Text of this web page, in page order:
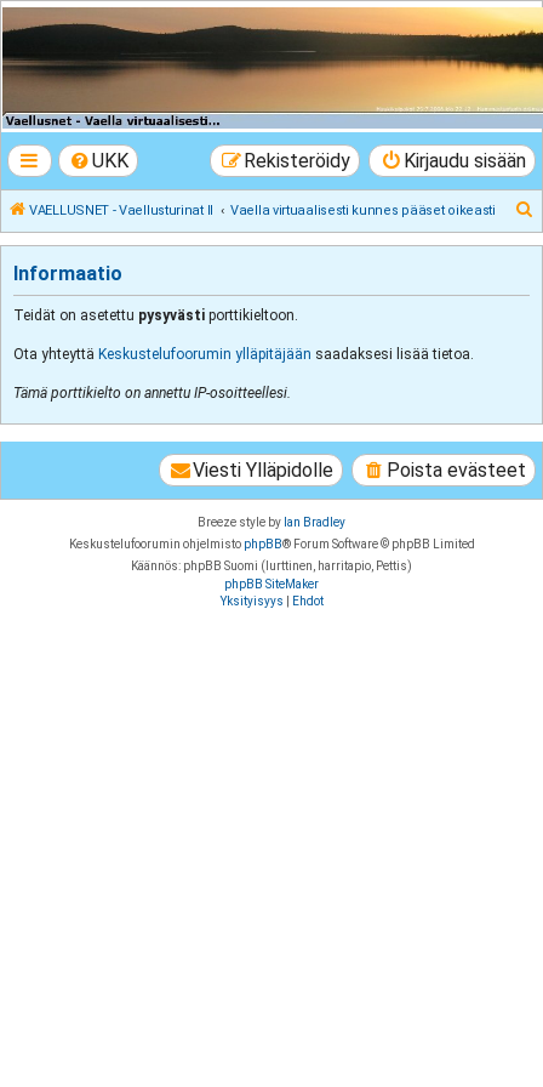
VAELLUSNET -
Vaellusturinat II
UKK Kirjaudu sisään
Rekisteröidy
VAELLUSNET - Vaellusturinat II Vaella virtuaalisesti kunnes pääset oikeasti
Informaatio
Teidät on asetettu pysyvästi porttikieltoon.
Ota yhteyttä Keskustelufoorumin ylläpitäjään saadaksesi lisää tietoa.
Tämä porttikielto on annettu IP-osoitteellesi.
Poista evästeet
Viesti Ylläpidolle
Breeze style by Ian Bradley
Keskustelufoorumin ohjelmisto phpBB® Forum Software © phpBB Limited
Käännös: phpBB Suomi (lurttinen, harritapio, Pettis)
phpBB SiteMaker
Yksityisyys
Ehdot